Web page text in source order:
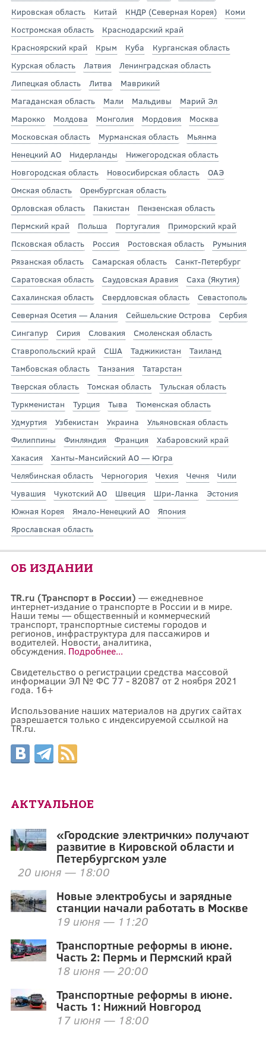
Кировская область
Китай КНДР (Северная Корея)
Коми
Костромская область
Краснодарский край
Красноярский край
Крым Куба
Курганская область
Курская область
Латвия
Ленинградская область
Липецкая область
Литва
Маврикий
Магаданская область
Мали Мальдивы
Марий Эл
Марокко
Молдова Монголия Мордовия
Москва
Московская область
Мурманская область
Мьянма
Ненецкий АО
Нидерланды
Нижегородская область
Новгородская область
Новосибирская область
ОАЭ
Омская область
Оренбургская область
Орловская область
Пакистан
Пензенская область
Пермский край
Польша Португалия
Приморский край
Псковская область
Россия Ростовская область
Румыния
Рязанская область
Самарская область
Санкт-Петербург
Саратовская область
Саудовская Аравия
Саха (Якутия)
Сахалинская область
Свердловская область
Севастополь
Северная Осетия — Алания
Сейшельские Острова
Сербия
Сингапур
Сирия Словакия
Смоленская область
Ставропольский край
США Таджикистан
Таиланд
Тамбовская область
Танзания
Татарстан
Тверская область
Томская область
Тульская область
Туркменистан
Турция Тыва
Тюменская область
Удмуртия
Узбекистан Украина
Ульяновская область
Филиппины
Финляндия Франция
Хабаровский край
Хакасия
Ханты-Мансийский АО — Югра
Челябинская область
Черногория Чехия Чечня
Чили
Чувашия
Чукотский АО Швеция Шри-Ланка
Эстония
Южная Корея
Ямало-Ненецкий АО
Япония
Ярославская область
ОБ ИЗДАНИИ
TR.ru (Транспорт в России) — ежедневное
интернет-издание о транспорте в России и в мире.
Наши темы — общественный и коммерческий
транспорт, транспортные системы городов и
регионов, инфраструктура для пассажиров и
водителей. Новости, аналитика,
обсуждения. Подробнее...
Свидетельство о регистрации средства массовой
информации ЭЛ № ФС 77 - 82087 от 2 ноября 2021
года. 16+
Использование наших материалов на других сайтах
разрешается только с индексируемой ссылкой на
TR.ru.
АКТУАЛЬНОЕ
«Городские электрички» получают
развитие в Кировской области и
Петербургском узле
20 июня — 18:00
Новые электробусы и зарядные
станции начали работать в Москве
19 июня — 11:20
Транспортные реформы в июне.
Часть 2: Пермь и Пермский край
18 июня — 20:00
Транспортные реформы в июне.
Часть 1: Нижний Новгород
17 июня — 18:00